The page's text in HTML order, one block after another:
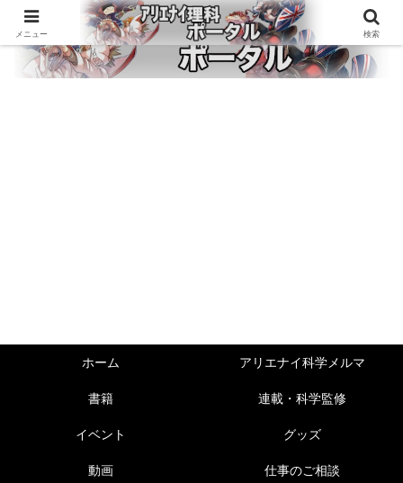
ホーム アリエナイ科学メルマ
書籍 連載・科学監修
イベント グッズ
動画 仕事のご相談
メニュー 検索